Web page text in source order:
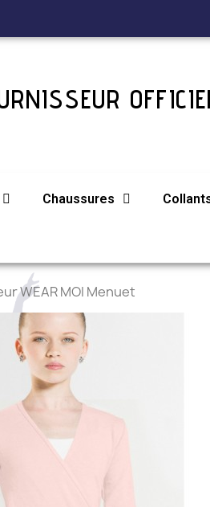
Chaussures
WEAR MOI Menuet